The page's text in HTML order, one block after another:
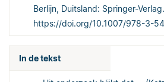
Berlijn, Duitsland: Springer-Verlag.
https://doi.org/10.1007/978-3-
In de tekst